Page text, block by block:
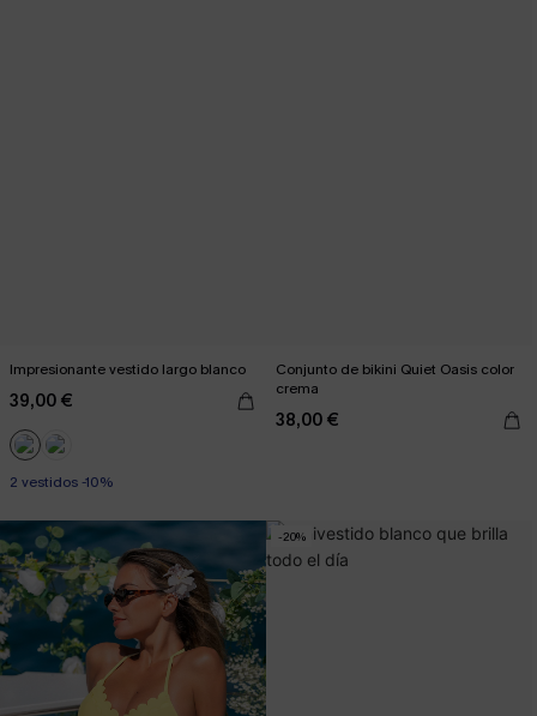
Impresionante vestido largo blanco
39,00 €
2 vestidos -10%
Conjunto de bikini Quiet Oasis color
crema
38,00 €
-20%